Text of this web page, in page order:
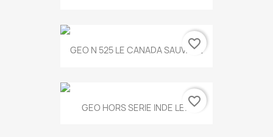
GEO N 525 LE CANADA SAUVAGE
favorite_border
GEO HORS SERIE INDE LE...favorite_border